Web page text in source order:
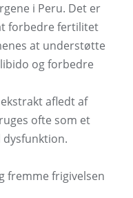
i Peru. Det er
forbedre fertilitet
at understøtte
og forbedre
afledt af
ofte som et
fremme frigivelsen